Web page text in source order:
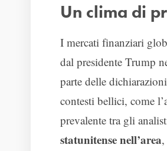
Un clima di
I mercati finanziari
dal presidente Trump
parte delle
contesti bellici, come
prevalente tra gli
statunitense nell’area